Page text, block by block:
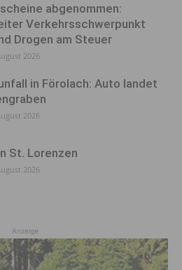
abgenommen:
Verkehrsschwerpunkt
Drogen am Steuer
2026
in Förolach: Auto landet
2026
St. Lorenzen
2026
Anzeige